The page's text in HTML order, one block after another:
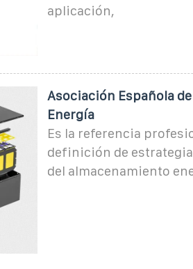
aplicación,
Asociación Española
Energía
Es la referencia
definición de
del almacenamiento